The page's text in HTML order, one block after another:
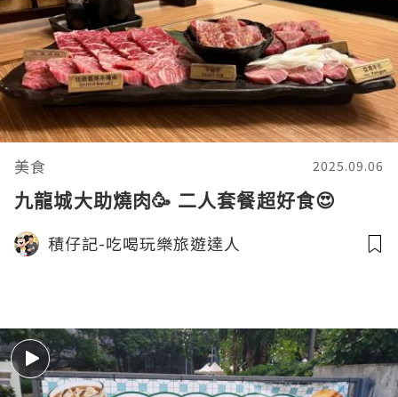
美食 2025.09.06
九龍城大助燒肉🥳 二人套餐超好食😍
積仔記-吃喝玩樂旅遊達人